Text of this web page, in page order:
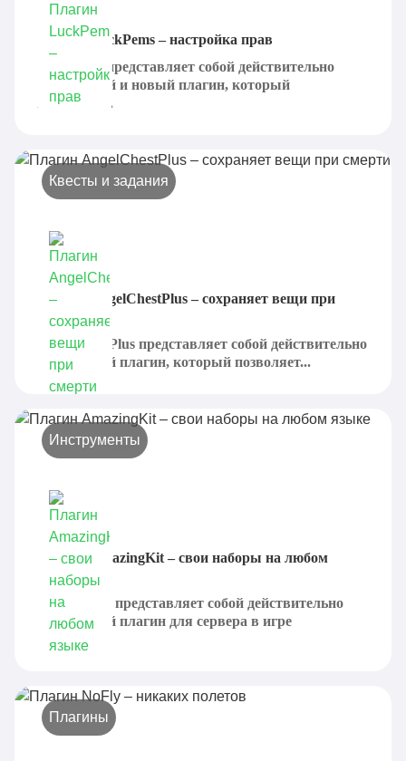
Плагин LuckPems – настройка прав
LuckPems представляет собой действительно
интересный и новый плагин, который
позволяет...
Квесты и задания
Плагин AngelChestPlus – сохраняет вещи при
смерти
AngelChestPlus представляет собой действительно
интересный плагин, который позволяет...
Инструменты
Плагин AmazingKit – свои наборы на любом
языке
AmazingKit представляет собой действительно
интересный плагин для сервера в игре
Minecraft....
Плагины